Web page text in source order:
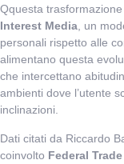
Qquesta
Interest Media, un
personali rispetto alle
alimentano questa
che intercettano
ambienti dove l’utente
inclinazioni.
Dati citati da Riccardo
coinvolto Federal